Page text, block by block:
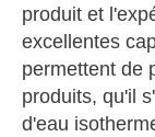
produit et
excellentes
permettent de
produits, qu'il
d'eau